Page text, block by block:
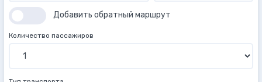
Добавить обратный маршрут
Количество пассажиров